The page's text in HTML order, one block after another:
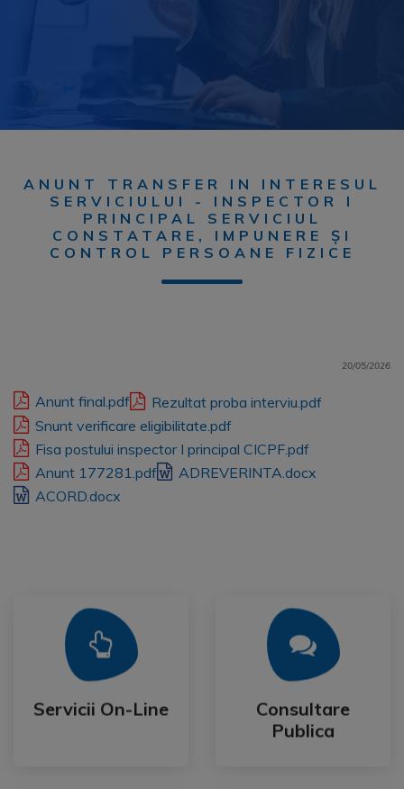
ANUNT TRANSFER IN INTERESUL
SERVICIULUI - INSPECTOR I
PRINCIPAL SERVICIUL
CONSTATARE, IMPUNERE ȘI
CONTROL PERSOANE FIZICE
20/05/2026
Anunt final.pdf
Rezultat proba interviu.pdf
Snunt verificare eligibilitate.pdf
Fisa postului inspector I principal CICPF.pdf
Anunt 177281.pdf
ADREVERINTA.docx
ACORD.docx
Servicii On-Line
Servicii On-Line
Mai Mult
Consultare
Publica
Consultare
Publica
Mai Mult